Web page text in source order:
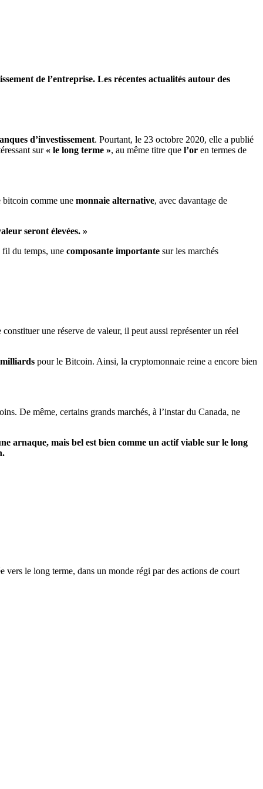
de l’entreprise. Les récentes actualités autour des
d’investissement. Pourtant, le 23 octobre 2020, elle a publié
sur « le long terme », au même titre que l’or en termes de
bitcoin comme une monnaie alternative, avec davantage de
seront élevées. »
fil du temps, une composante importante sur les marchés
une réserve de valeur, il peut aussi représenter un réel
pour le Bitcoin. Ainsi, la cryptomonnaie reine a encore bien
De même, certains grands marchés, à l’instar du Canada, ne
arnaque, mais bel est bien comme un actif viable sur le long
le long terme, dans un monde régi par des actions de court